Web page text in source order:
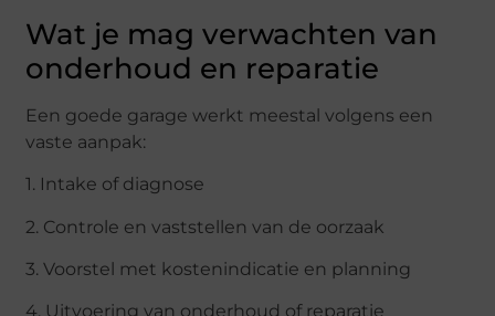
Wat je mag verwachten van
onderhoud en reparatie
Een goede garage werkt meestal volgens een
vaste aanpak:
1. Intake of diagnose
2. Controle en vaststellen van de oorzaak
3. Voorstel met kostenindicatie en planning
4. Uitvoering van onderhoud of reparatie